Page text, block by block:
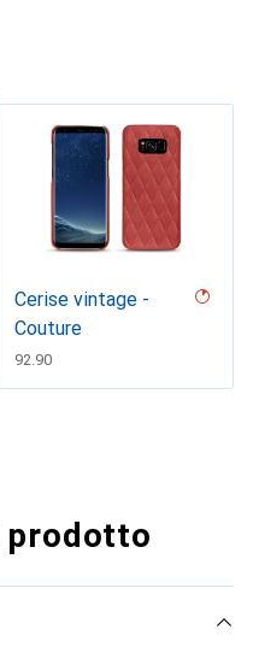
Cerise vintage -
Couture
CHF
92.90
prodotto